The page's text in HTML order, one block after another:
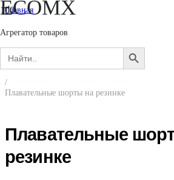
ECOMX
Агрегатор товаров
Search
for:
SEARCH
BUTTON
Главная
Мужчинам
Одежда
Шорты
/
Плавательные шорты на резинке
Плавательные
резинке